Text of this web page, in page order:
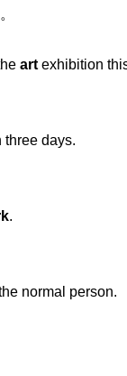
artexhibition
days.
.
normal person.